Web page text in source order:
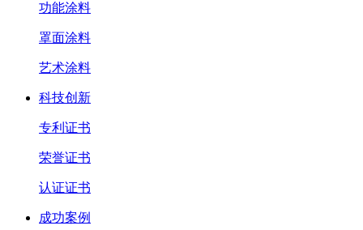
功能涂料
罩面涂料
艺术涂料
科技创新
专利证书
荣誉证书
认证证书
成功案例